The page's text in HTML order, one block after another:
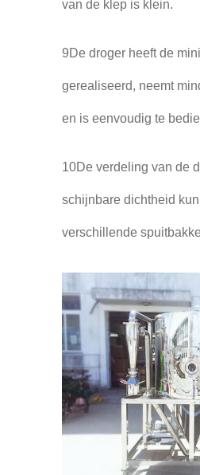
van de klep is klein.
9De droger heeft de
gerealiseerd, neemt
en is eenvoudig te
10De verdeling van de
schijnbare dichtheid
verschillende